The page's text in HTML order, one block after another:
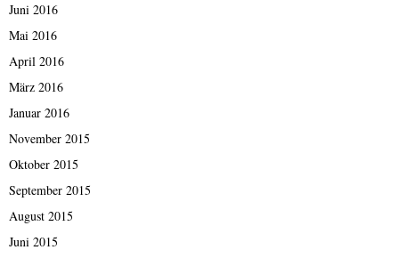
Juni 2016
Mai 2016
April 2016
März 2016
Januar 2016
November 2015
Oktober 2015
September 2015
August 2015
Juni 2015